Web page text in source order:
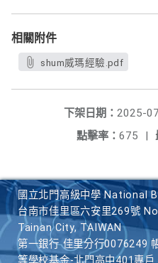
相關附件
shum威瑪經驗.pdf
下架日期： 2025-
點擊率： 675 |
國立北門高級中學 National
台南市佳里區六安里269號
Tainan City, TAIWAN
第一銀行 佳里分行0076249
等學校基金-北門高中401專